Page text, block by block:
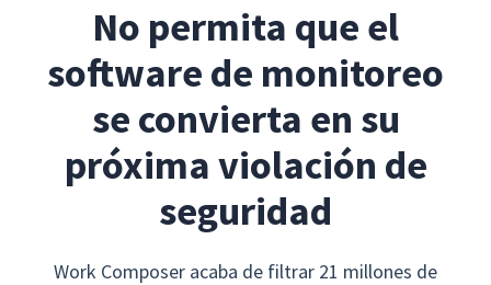
No permita que el
software de monitoreo
se convierta en su
próxima violación de
seguridad
Work Composer acaba de filtrar 21 millones de